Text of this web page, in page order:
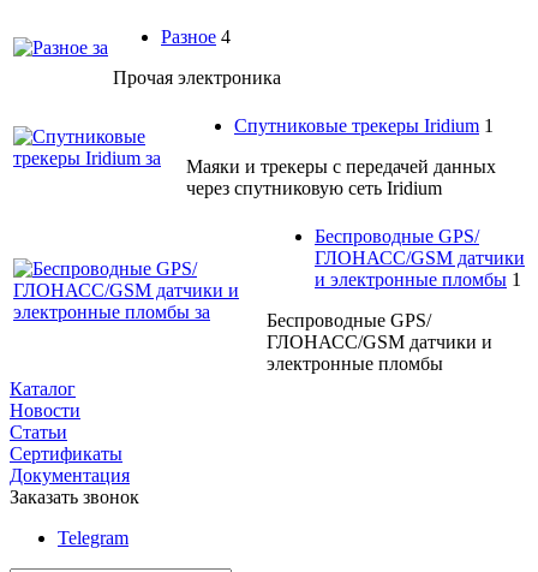
Разное 4
Прочая электроника
Спутниковые трекеры Iridium 1
Маяки и трекеры c передачей данных
через спутниковую сеть Iridium
Беспроводные GPS/
ГЛОНАСС/GSM датчики
и электронные пломбы 1
Беспроводные GPS/
ГЛОНАСС/GSM датчики и
электронные пломбы
Каталог
Новости
Статьи
Сертификаты
Документация
Заказать звонок
Telegram